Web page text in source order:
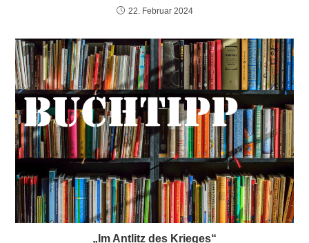
22. Februar 2024
„Im Antlitz des Krieges“